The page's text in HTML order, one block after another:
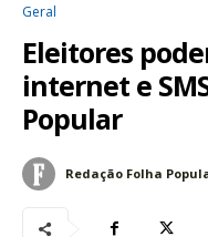
Geral
Eleitores
internet e
Popular
Redação Folha